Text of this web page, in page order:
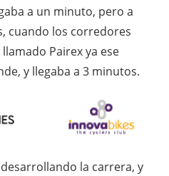
a un minuto, pero a
cuando los corredores
Pairex ya ese
y llegaba a 3 minutos.
la carrera, y